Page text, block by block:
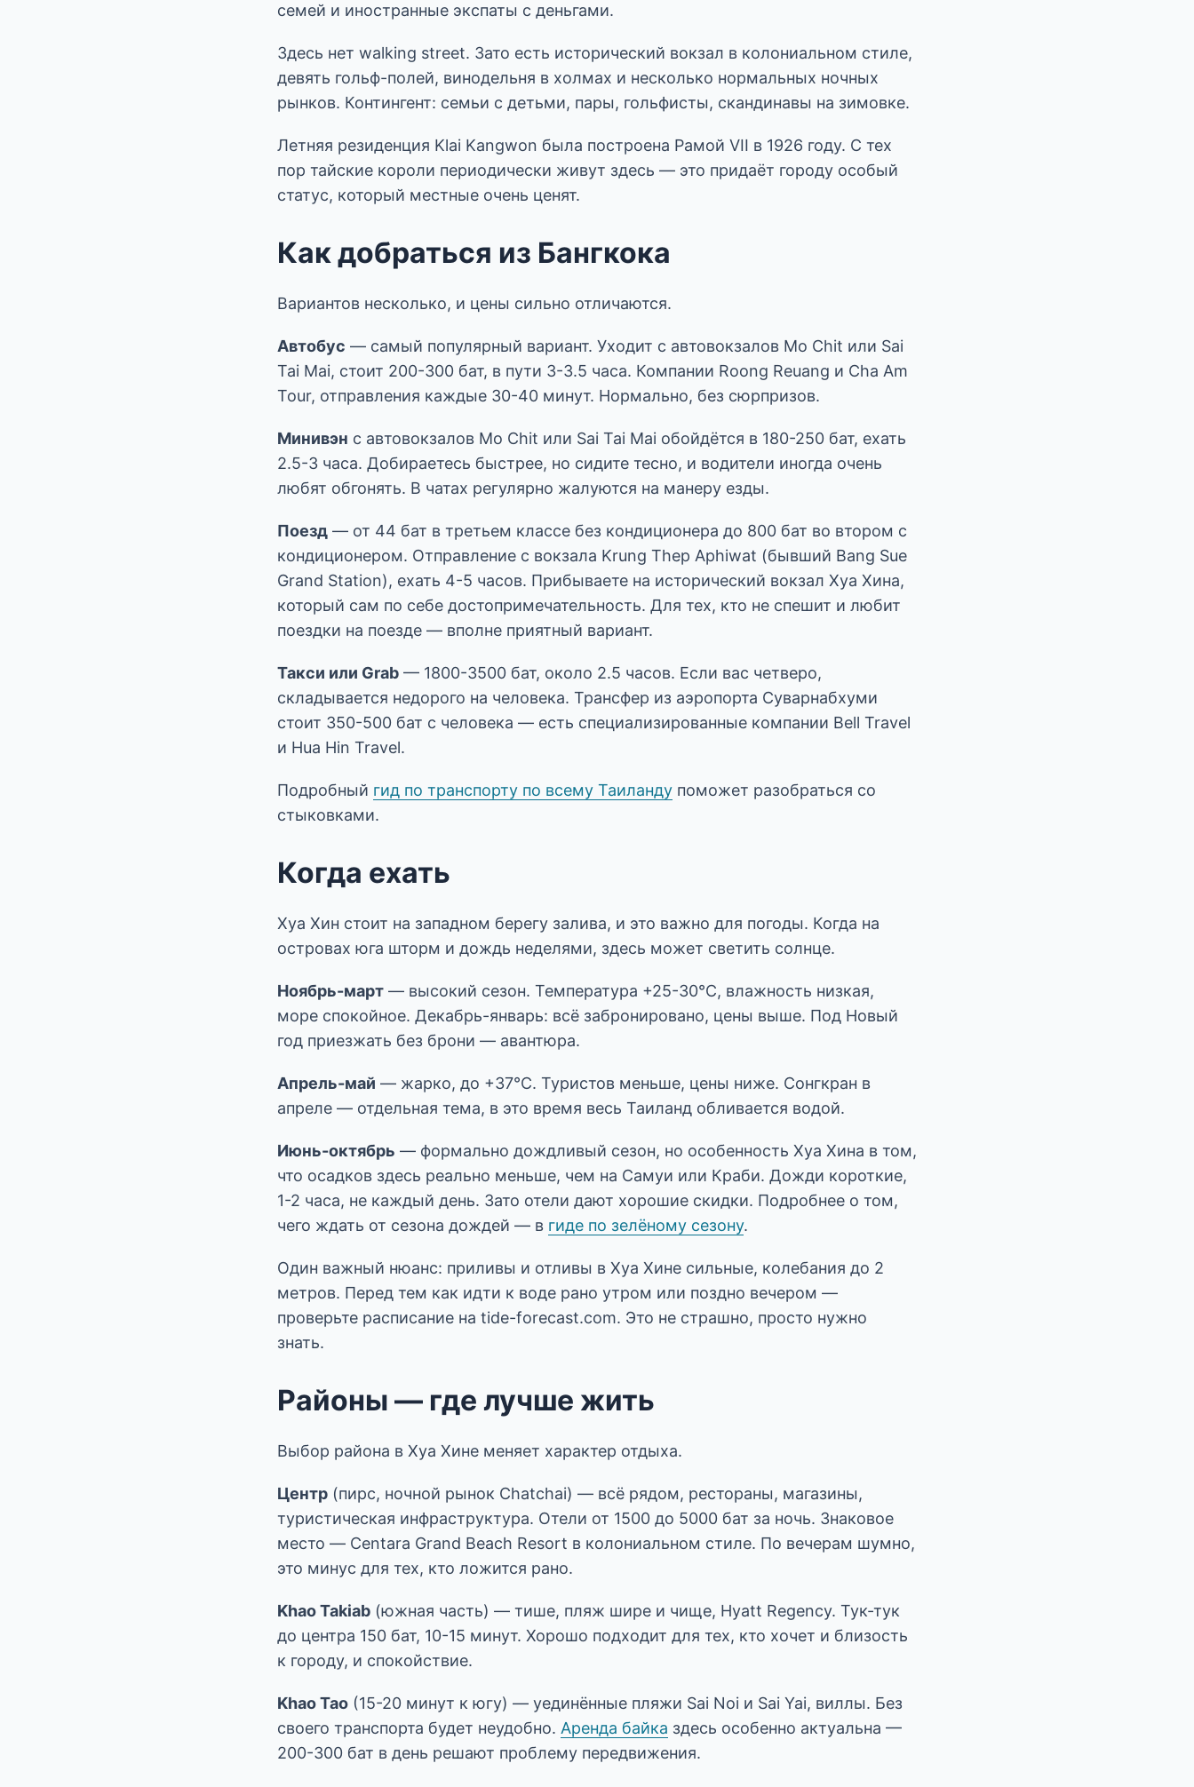
семей и иностранные экспаты с деньгами.
Здесь нет walking street. Зато есть исторический вокзал в колониальном стиле,
девять гольф-полей, винодельня в холмах и несколько нормальных ночных
рынков. Контингент: семьи с детьми, пары, гольфисты, скандинавы на зимовке.
Летняя резиденция Klai Kangwon была построена Рамой VII в 1926 году. С тех
пор тайские короли периодически живут здесь — это придаёт городу особый
статус, который местные очень ценят.
Как добраться из Бангкока
Вариантов несколько, и цены сильно отличаются.
Автобус — самый популярный вариант. Уходит с автовокзалов Mo Chit или Sai
Tai Mai, стоит 200-300 бат, в пути 3-3.5 часа. Компании Roong Reuang и Cha Am
Tour, отправления каждые 30-40 минут. Нормально, без сюрпризов.
Минивэн с автовокзалов Mo Chit или Sai Tai Mai обойдётся в 180-250 бат, ехать
2.5-3 часа. Добираетесь быстрее, но сидите тесно, и водители иногда очень
любят обгонять. В чатах регулярно жалуются на манеру езды.
Поезд — от 44 бат в третьем классе без кондиционера до 800 бат во втором с
кондиционером. Отправление с вокзала Krung Thep Aphiwat (бывший Bang Sue
Grand Station), ехать 4-5 часов. Прибываете на исторический вокзал Хуа Хина,
который сам по себе достопримечательность. Для тех, кто не спешит и любит
поездки на поезде — вполне приятный вариант.
Такси или Grab — 1800-3500 бат, около 2.5 часов. Если вас четверо,
складывается недорого на человека. Трансфер из аэропорта Суварнабхуми
стоит 350-500 бат с человека — есть специализированные компании Bell Travel
и Hua Hin Travel.
Подробный гид по транспорту по всему Таиланду поможет разобраться со
стыковками.
Когда ехать
Хуа Хин стоит на западном берегу залива, и это важно для погоды. Когда на
островах юга шторм и дождь неделями, здесь может светить солнце.
Ноябрь-март — высокий сезон. Температура +25-30°C, влажность низкая,
море спокойное. Декабрь-январь: всё забронировано, цены выше. Под Новый
год приезжать без брони — авантюра.
Апрель-май — жарко, до +37°C. Туристов меньше, цены ниже. Сонгкран в
апреле — отдельная тема, в это время весь Таиланд обливается водой.
Июнь-октябрь — формально дождливый сезон, но особенность Хуа Хина в том,
что осадков здесь реально меньше, чем на Самуи или Краби. Дожди короткие,
1-2 часа, не каждый день. Зато отели дают хорошие скидки. Подробнее о том,
чего ждать от сезона дождей — в гиде по зелёному сезону.
Один важный нюанс: приливы и отливы в Хуа Хине сильные, колебания до 2
метров. Перед тем как идти к воде рано утром или поздно вечером —
проверьте расписание на tide-forecast.com. Это не страшно, просто нужно
знать.
Районы — где лучше жить
Выбор района в Хуа Хине меняет характер отдыха.
Центр (пирс, ночной рынок Chatchai) — всё рядом, рестораны, магазины,
туристическая инфраструктура. Отели от 1500 до 5000 бат за ночь. Знаковое
место — Centara Grand Beach Resort в колониальном стиле. По вечерам шумно,
это минус для тех, кто ложится рано.
Khao Takiab (южная часть) — тише, пляж шире и чище, Hyatt Regency. Тук-тук
до центра 150 бат, 10-15 минут. Хорошо подходит для тех, кто хочет и близость
к городу, и спокойствие.
Khao Tao (15-20 минут к югу) — уединённые пляжи Sai Noi и Sai Yai, виллы. Без
своего транспорта будет неудобно. Аренда байка здесь особенно актуальна —
200-300 бат в день решают проблему передвижения.